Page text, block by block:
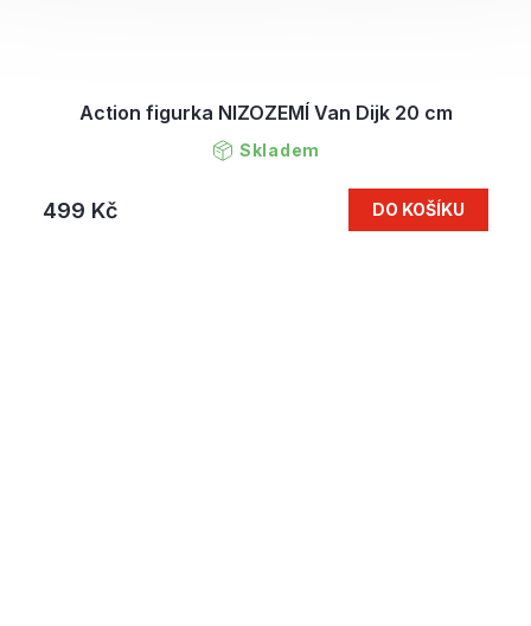
Action figurka NIZOZEMÍ Van Dijk 20 cm
Skladem
499 Kč DO KOŠÍKU